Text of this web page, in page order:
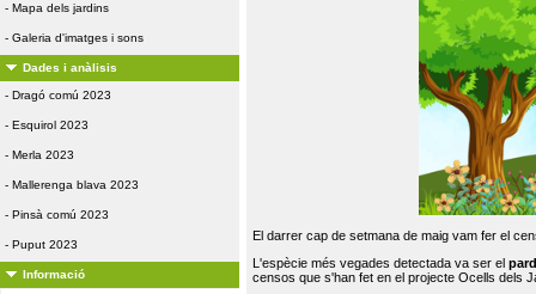
- Mapa dels jardins
- Galeria d'imatges i sons
Dades i anàlisis
- Dragó comú 2023
- Esquirol 2023
- Merla 2023
- Mallerenga blava 2023
- Pinsà comú 2023
- Puput 2023
Informació
El darrer cap de setmana de maig vam fer el
L'espècie més vegades detectada va ser el
censos que s'han fet en el projecte Ocells dels